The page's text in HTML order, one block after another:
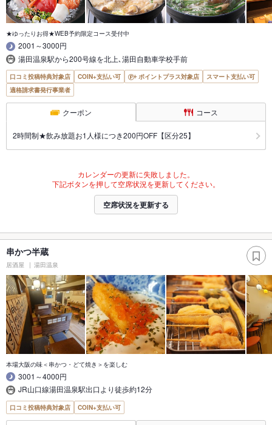
★ゆったりお得★WEB予約限定コース受付中
2001～3000円
湯田温泉駅から200号線を北上､湯田自動車学校手前
口コミ投稿特典対象店 COIN+支払い可 ポイントプラス対象店
スマート支払い可
適格請求書発行事業者
クーポン コース
2時間制★飲み放題お1人様につき200円OFF【区分25】
カレンダーの更新に失敗しました。
下記ボタンを押して空席状況を更新してください。
空席状況を更新する
串かつ半蔵
居酒屋 湯田温泉
本場大阪の味＜串かつ・どて焼き＞を楽しむ
3001～4000円
JR山口線湯田温泉駅出口より徒歩約12分
口コミ投稿特典対象店 COIN+支払い可